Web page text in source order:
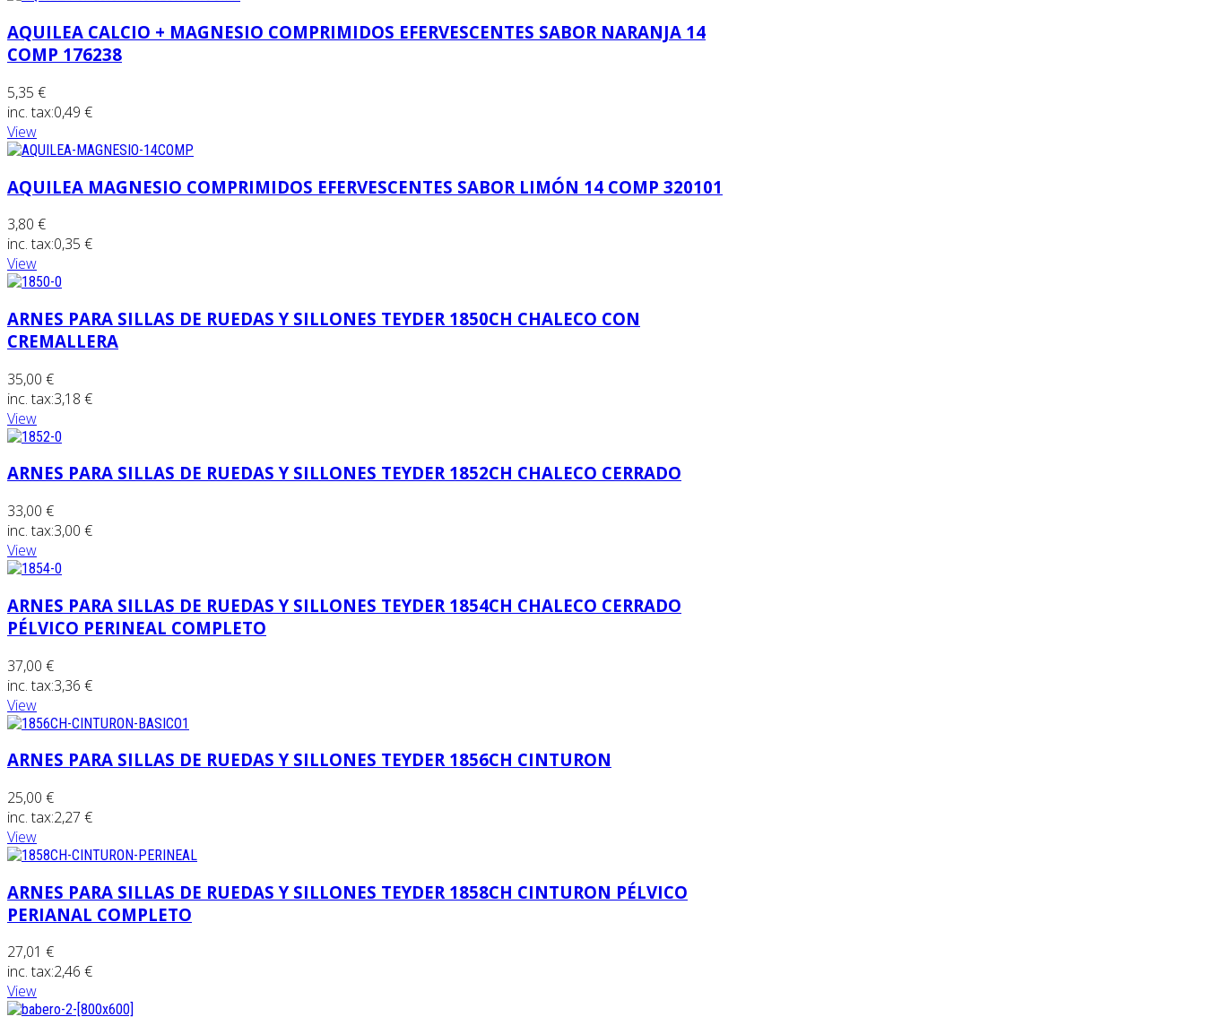
AQUILEA CALCIO + MAGNESIO COMPRIMIDOS EFERVESCENTES SABOR NARANJA 14
COMP 176238
5,35 €
inc. tax:0,49 €
View
AQUILEA MAGNESIO COMPRIMIDOS EFERVESCENTES SABOR LIMÓN 14 COMP 320101
3,80 €
inc. tax:0,35 €
View
ARNES PARA SILLAS DE RUEDAS Y SILLONES TEYDER 1850CH CHALECO CON
CREMALLERA
35,00 €
inc. tax:3,18 €
View
ARNES PARA SILLAS DE RUEDAS Y SILLONES TEYDER 1852CH CHALECO CERRADO
33,00 €
inc. tax:3,00 €
View
ARNES PARA SILLAS DE RUEDAS Y SILLONES TEYDER 1854CH CHALECO CERRADO
PÉLVICO PERINEAL COMPLETO
37,00 €
inc. tax:3,36 €
View
ARNES PARA SILLAS DE RUEDAS Y SILLONES TEYDER 1856CH CINTURON
25,00 €
inc. tax:2,27 €
View
ARNES PARA SILLAS DE RUEDAS Y SILLONES TEYDER 1858CH CINTURON PÉLVICO
PERIANAL COMPLETO
27,01 €
inc. tax:2,46 €
View